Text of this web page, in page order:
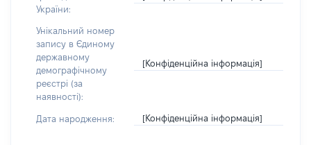
України:
Унікальний номер
запису в Єдиному
державному
демографічному
реєстрі (за
наявності):
[Конфіденційна інформація]
Дата народження: [Конфіденційна інформація]